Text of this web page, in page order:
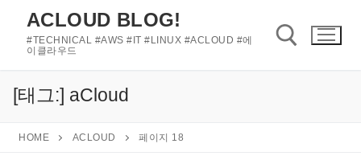
ACLOUD BLOG!
#TECHNICAL #AWS #IT #LINUX #ACLOUD #에
이클라우드
검색 :
[태그:] aCloud
HOME ACLOUD 페이지 18